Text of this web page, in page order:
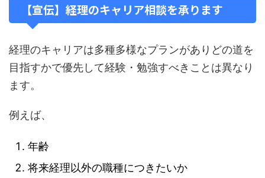
【宣伝】経理のキャリア相談を承ります
経理のキャリアは多種多様なプランがありどの道を
目指すかで優先して経験・勉強すべきことは異なり
ます。
例えば、
年齢
将来経理以外の職種につきたいか